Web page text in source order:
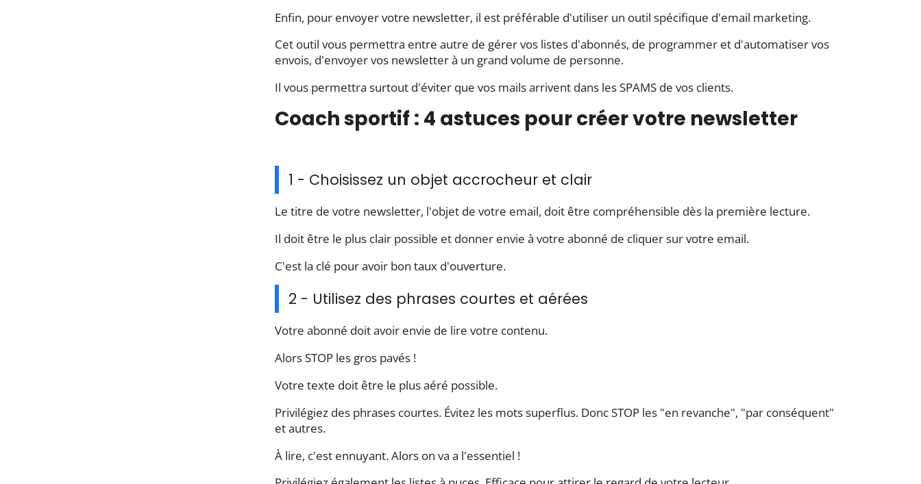
Enfin, pour envoyer votre newsletter, il est préférable d'utiliser un outil spécifique d'email marketing.
Cet outil vous permettra entre autre de gérer vos listes d'abonnés, de programmer et d'automatiser vos
envois, d'envoyer vos newsletter à un grand volume de personne.
Il vous permettra surtout d'éviter que vos mails arrivent dans les SPAMS de vos clients.
Coach sportif : 4 astuces pour créer votre newsletter
1 - Choisissez un objet accrocheur et clair
Le titre de votre newsletter, l'objet de votre email, doit être compréhensible dès la première lecture.
Il doit être le plus clair possible et donner envie à votre abonné de cliquer sur votre email.
C'est la clé pour avoir bon taux d'ouverture.
2 - Utilisez des phrases courtes et aérées
Votre abonné doit avoir envie de lire votre contenu.
Alors STOP les gros pavés !
Votre texte doit être le plus aéré possible.
Privilégiez des phrases courtes. Évitez les mots superflus. Donc STOP les "en revanche", "par conséquent"
et autres.
À lire, c'est ennuyant. Alors on va a l'essentiel !